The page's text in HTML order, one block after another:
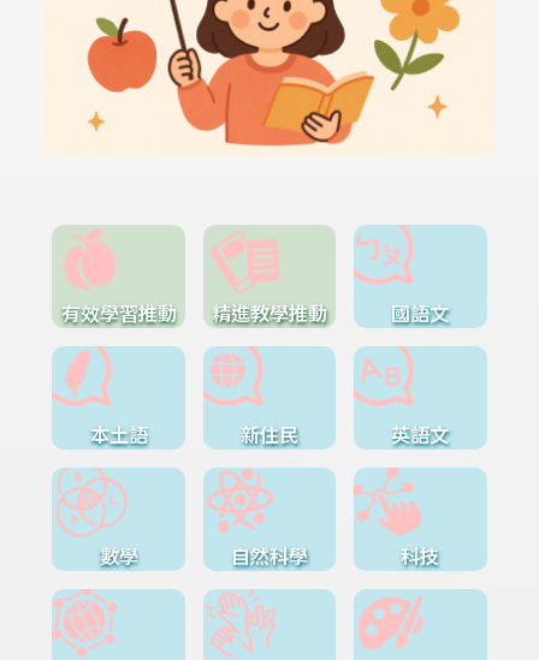
有效學習推動 精進教學推動 國語文
本土語 新住民 英語文
數學 自然科學 科技